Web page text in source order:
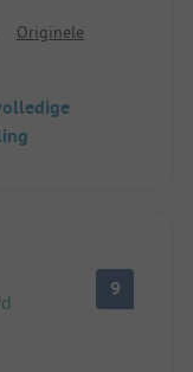
plek
Originele
9